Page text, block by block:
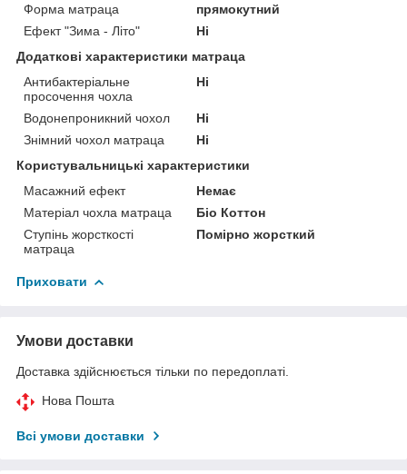
Форма матраца
прямокутний
Ефект "Зима - Літо"
Ні
Додаткові характеристики матраца
Антибактеріальне
просочення чохла
Ні
Водонепроникний чохол
Ні
Знімний чохол матраца
Ні
Користувальницькі характеристики
Масажний ефект
Немає
Матеріал чохла матраца
Біо Коттон
Ступінь жорсткості
матраца
Помірно жорсткий
Приховати
Умови доставки
Доставка здійснюється тільки по передоплаті.
Нова Пошта
Всі умови доставки